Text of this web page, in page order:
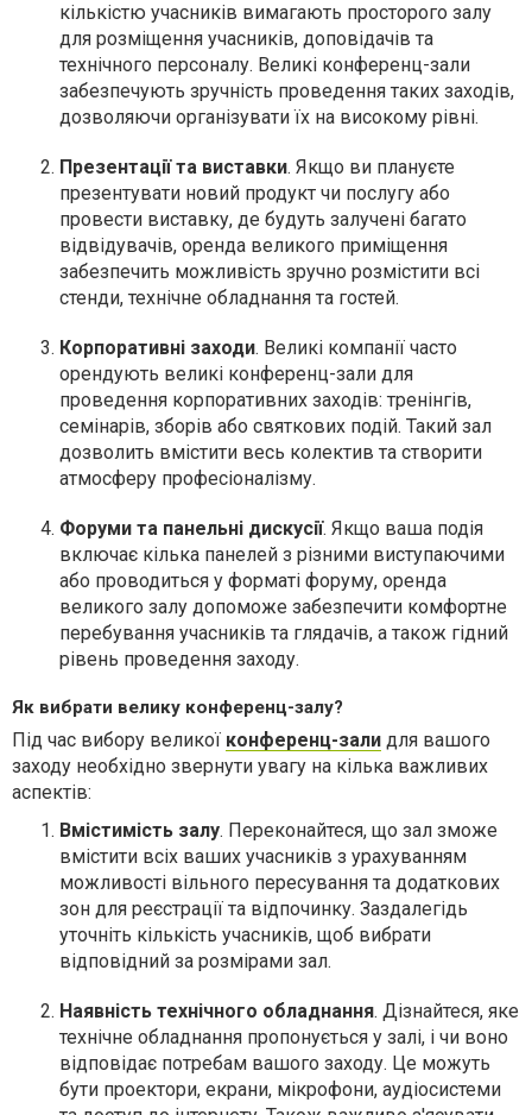
кількістю учасників вимагають просторого залу
для розміщення учасників, доповідачів та
технічного персоналу. Великі конференц-зали
забезпечують зручність проведення таких заходів,
дозволяючи організувати їх на високому рівні.
Презентації та виставки. Якщо ви плануєте
презентувати новий продукт чи послугу або
провести виставку, де будуть залучені багато
відвідувачів, оренда великого приміщення
забезпечить можливість зручно розмістити всі
стенди, технічне обладнання та гостей.
Корпоративні заходи. Великі компанії часто
орендують великі конференц-зали для
проведення корпоративних заходів: тренінгів,
семінарів, зборів або святкових подій. Такий зал
дозволить вмістити весь колектив та створити
атмосферу професіоналізму.
Форуми та панельні дискусії. Якщо ваша подія
включає кілька панелей з різними виступаючими
або проводиться у форматі форуму, оренда
великого залу допоможе забезпечити комфортне
перебування учасників та глядачів, а також гідний
рівень проведення заходу.
Як вибрати велику конференц-залу?
Під час вибору великої конференц-зали для вашого
заходу необхідно звернути увагу на кілька важливих
аспектів:
Вмістимість залу. Переконайтеся, що зал зможе
вмістити всіх ваших учасників з урахуванням
можливості вільного пересування та додаткових
зон для реєстрації та відпочинку. Заздалегідь
уточніть кількість учасників, щоб вибрати
відповідний за розмірами зал.
Наявність технічного обладнання. Дізнайтеся, яке
технічне обладнання пропонується у залі, і чи воно
відповідає потребам вашого заходу. Це можуть
бути проектори, екрани, мікрофони, аудіосистеми